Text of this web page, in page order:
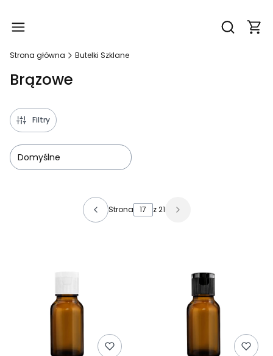
Otwórz
Strona główna Butelki Szklane
Brązowe
Filtry
Domyślne
Lista produktów
Strona z 21